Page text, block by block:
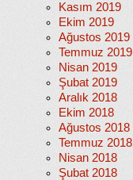
Kasım 2019
Ekim 2019
Ağustos 2019
Temmuz 2019
Nisan 2019
Şubat 2019
Aralık 2018
Ekim 2018
Ağustos 2018
Temmuz 2018
Nisan 2018
Şubat 2018